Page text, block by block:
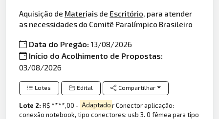
Aquisição de Materiais de Escritório , para atender
as necessidades do Comitê Paralímpico Brasileiro
Data do Pregão:13/08/2026
Início do Acolhimento de Propostas:
03/08/2026
Lotes Edital Compartilhar
Lote 2:R$ ****,00 - Adaptador Conector aplicação:
conexão notebook, tipo conectores: usb 3. 0 fêmea para tipo